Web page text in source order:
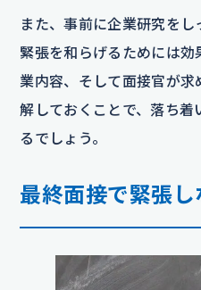
また、事前に企業研究をし
緊張を和らげるためには
業内容、そして面接官が
解しておくことで、落ち着
るでしょう。
最終面接で緊張